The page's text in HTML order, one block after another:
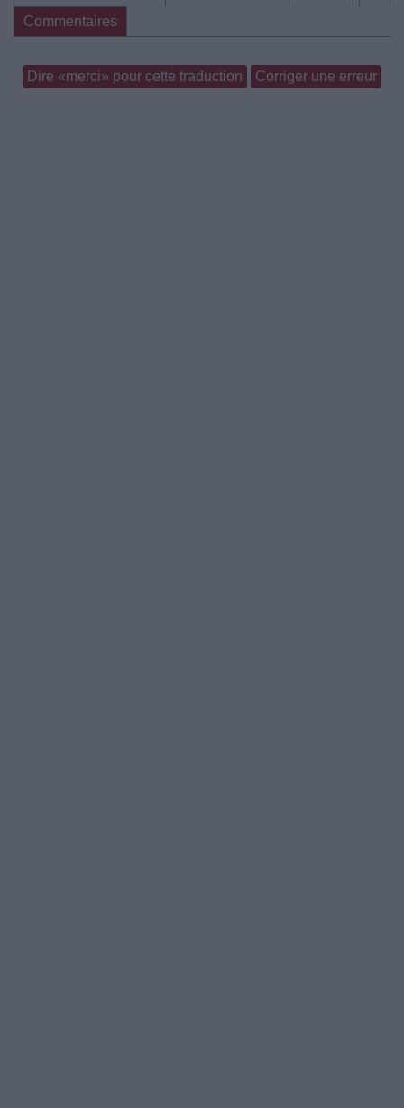
Commentaires
Dire «merci» pour cette traduction Corriger une erreur